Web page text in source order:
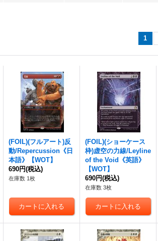
1
(FOIL)(フルアート)反
動/Repercussion《日
本語》【WOT】
690円(税込)
在庫数 1枚
(FOIL)(ショーケース
枠)虚空の力線/Leyline
of the Void《英語》
【WOT】
690円(税込)
在庫数 3枚